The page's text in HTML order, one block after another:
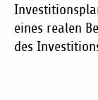
eines realen
des